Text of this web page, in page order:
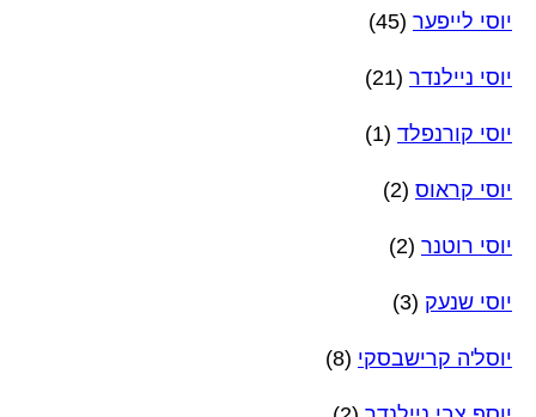
יוסי לייפער (45)
יוסי ניילנדר (21)
יוסי קורנפלד (1)
יוסי קראוס (2)
יוסי רוטנר (2)
יוסי שנעק (3)
יוסל'ה קרישבסקי (8)